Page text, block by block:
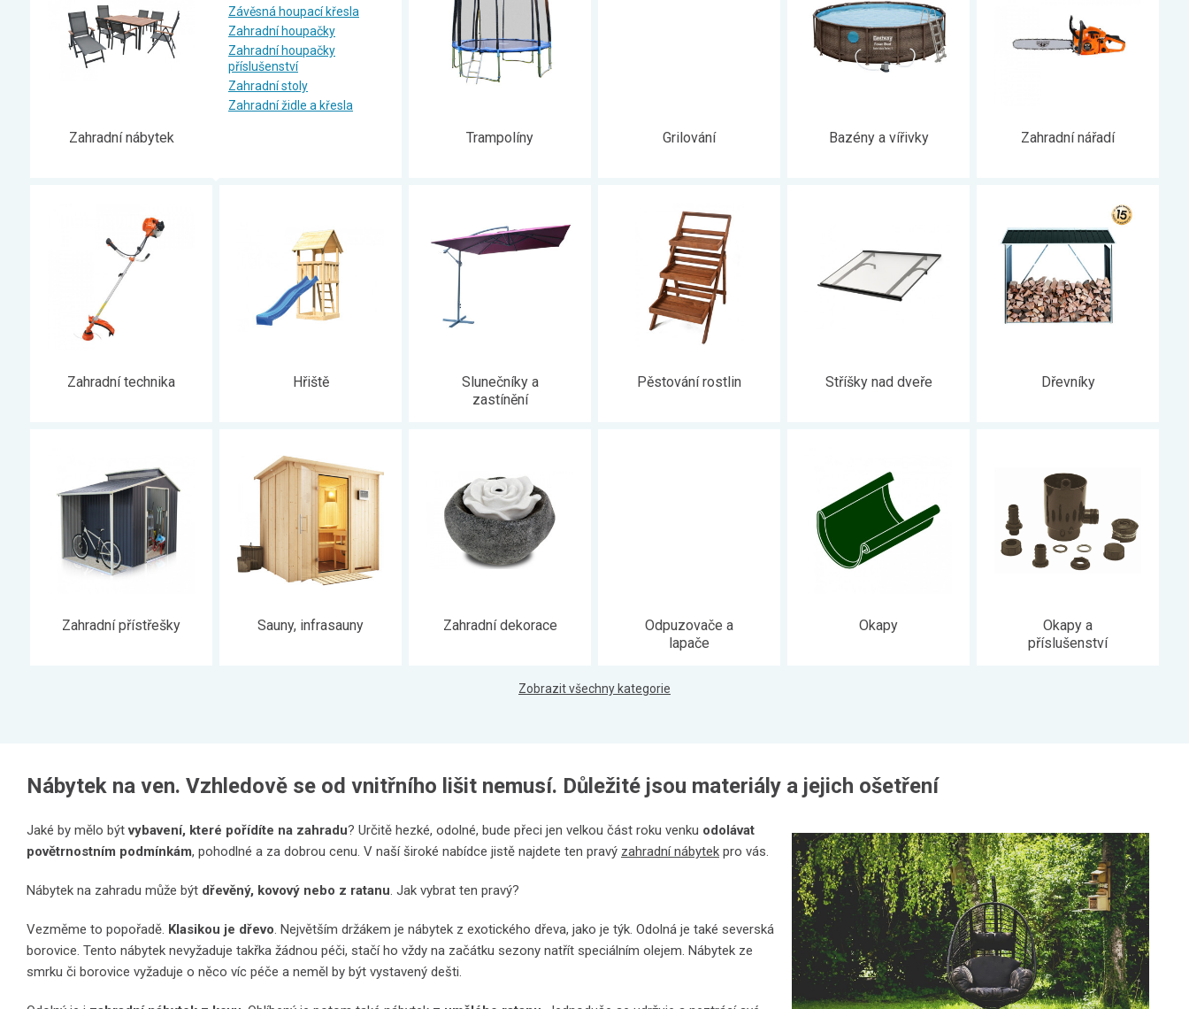
Dekorace
Textil, koberce
Svítidla, žárovky
Zahradní nábytek
Závěsná houpací křesla
Zahradní houpačky
Zahradní houpačky
příslušenství
Zahradní stoly
Zahradní židle a křesla
Trampolíny Grilování Bazény a vířivky Zahradní nářadí
Zahradní technika Hřiště
Slunečníky a
zastínění
Pěstování rostlin Stříšky nad dveře Dřevníky
Zahradní přístřešky Sauny, infrasauny Zahradní dekorace
Odpuzovače a
lapače
Okapy
Okapy a
příslušenství
Zobrazit všechny kategorie
Nábytek na ven. Vzhledově se od vnitřního lišit nemusí. Důležité jsou materiály a jejich ošetření
Jaké by mělo býtvybavení, které pořídíte na zahradu? Určitě hezké, odolné, bude přeci jen velkou část roku venku odolávat
povětrnostním podmínkám, pohodlné a za dobrou cenu. V naší široké nabídce jistě najdete ten pravý zahradní nábytek pro vás.
Nábytek na zahradu může být dřevěný, kovový nebo z ratanu. Jak vybrat ten pravý?
Vezměme to popořadě. Klasikou je dřevo. Největším držákem je nábytek z exotického dřeva, jako je týk. Odolná je také severská
borovice. Tento nábytek nevyžaduje takřka žádnou péči, stačí ho vždy na začátku sezony natřít speciálním olejem. Nábytek ze
smrku či borovice vyžaduje o něco víc péče a neměl by být vystavený dešti.